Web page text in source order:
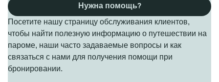
Посетите нашу страницу обслуживания клиентов,
чтобы найти полезную информацию о путешествии на
пароме, наши часто задаваемые вопросы и как
связаться с нами для получения помощи при
бронировании.
Нужна помощь?